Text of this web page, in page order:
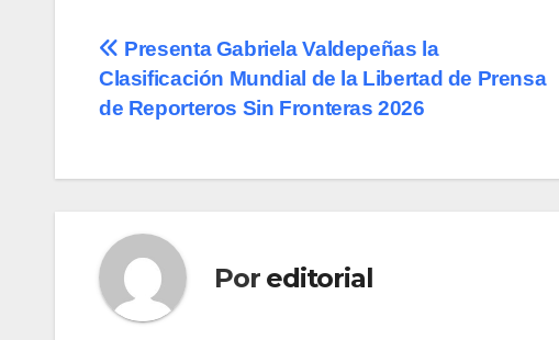
Navegación
de
Presenta Gabriela Valdepeñas la
Clasificación Mundial de la Libertad de Prensa
de Reporteros Sin Fronteras 2026
Por editorial